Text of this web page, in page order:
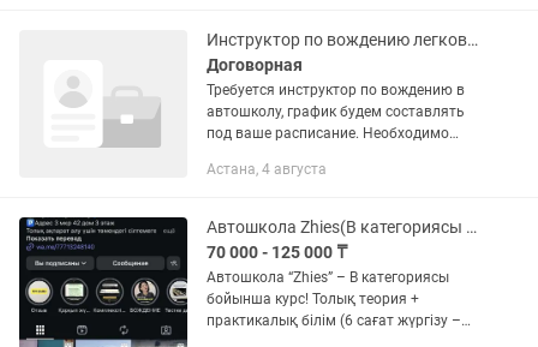
вопросы...
Инструктор по вождению легкового автомобиля
Договорная
Требуется инструктор по вождению в
автошколу, график будем составлять
под ваше расписание. Необходимо
управления ТС, машина своя
Астана, 4 августа
Автошкола Zhies(B категориясы бойынша курс, курс категории B )
70 000 - 125 000 ₸
Автошкола “Zhies” – B категориясы
бойынша курс! Толық теория +
практикалық білім (6 сағат жүргізу –